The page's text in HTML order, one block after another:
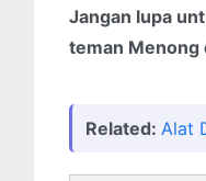
Jangan lupa
teman Menong
Related: Alat